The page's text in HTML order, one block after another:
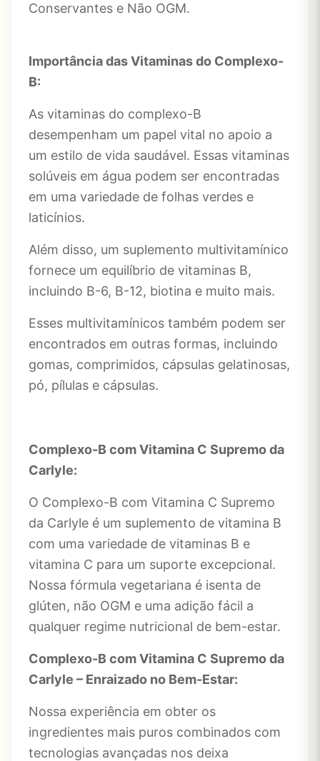
Conservantes e Não OGM.
Importância das Vitaminas do Complexo-
B:
As vitaminas do complexo-B
desempenham um papel vital no apoio a
um estilo de vida saudável. Essas vitaminas
solúveis em água podem ser encontradas
em uma variedade de folhas verdes e
laticínios.
Além disso, um suplemento multivitamínico
fornece um equilíbrio de vitaminas B,
incluindo B-6, B-12, biotina e muito mais.
Esses multivitamínicos também podem ser
encontrados em outras formas, incluindo
gomas, comprimidos, cápsulas gelatinosas,
pó, pílulas e cápsulas.
Complexo-B com Vitamina C Supremo da
Carlyle:
O Complexo-B com Vitamina C Supremo
da Carlyle é um suplemento de vitamina B
com uma variedade de vitaminas B e
vitamina C para um suporte excepcional.
Nossa fórmula vegetariana é isenta de
glúten, não OGM e uma adição fácil a
qualquer regime nutricional de bem-estar.
Complexo-B com Vitamina C Supremo da
Carlyle – Enraizado no Bem-Estar:
Nossa experiência em obter os
ingredientes mais puros combinados com
tecnologias avançadas nos deixa